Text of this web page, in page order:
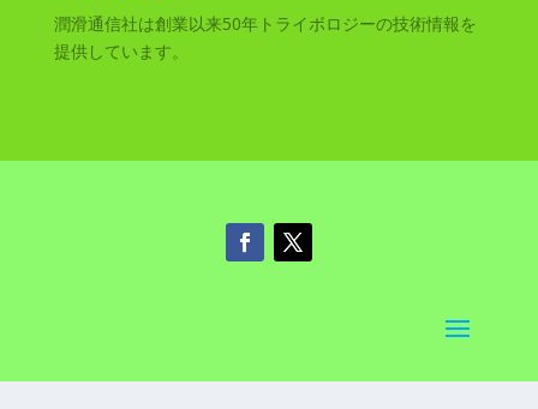
潤滑通信社は創業以来50年トライボロジーの技術情報を
提供しています。